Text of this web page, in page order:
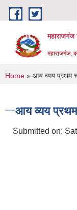
Skip to main content
महाराजगंज
महाराजगंज,
You are
Home » आय व्यय प्रथम
आय व्यय प्रथम
Submitted on: